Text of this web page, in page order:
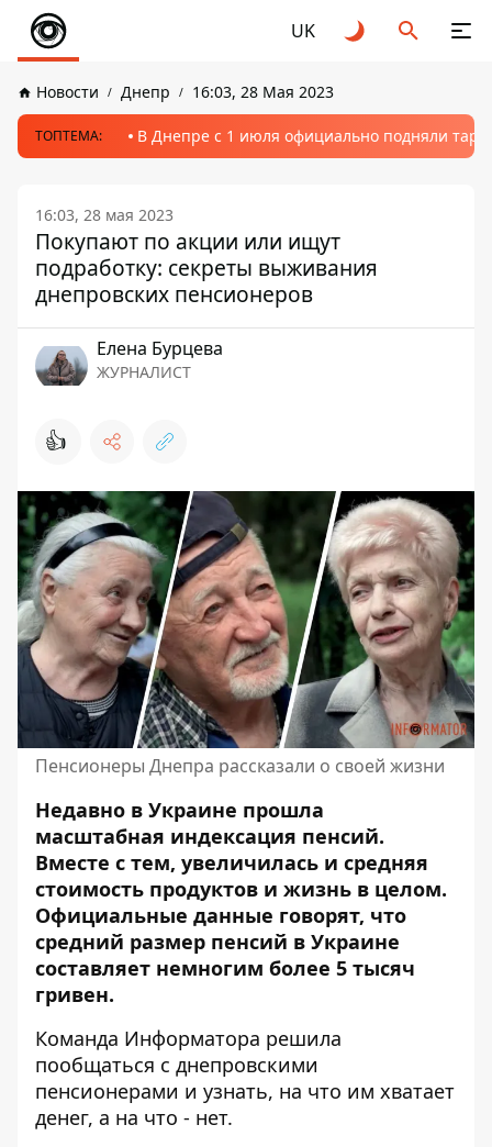
UK
Новости Днепр 16:03, 28 Мая 2023
ТОПТЕМА: В Днепре с 1 июля официально подняли
16:03, 28 мая 2023
Покупают по акции или ищут
подработку: секреты выживания
днепровских пенсионеров
Елена Бурцева
ЖУРНАЛИСТ
👍
Пенсионеры Днепра рассказали о своей жизни
Недавно в Украине прошла
масштабная индексация пенсий.
Вместе с тем, увеличилась и средняя
стоимость продуктов и жизнь в целом.
Официальные данные говорят, что
средний размер пенсий в Украине
составляет немногим более 5 тысяч
гривен.
Команда Информатора решила
пообщаться с днепровскими
пенсионерами и узнать, на что им хватает
денег, а на что - нет.